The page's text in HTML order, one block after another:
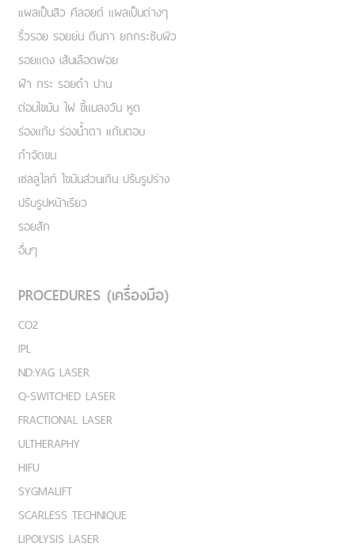
แผลเป็นสิว คีลอยด์ แผลเป็นต่างๆ
ริ้วรอย รอยย่น ตีนกา ยกกระชับผิว
รอยแดง เส้นเลือดฟอย
ฝ้า กระ รอยดำ ปาน
ต่อมไขมัน ไฝ ขี้แมลงวัน หูด
ร่องแก้ม ร่องน้ำตา แก้มตอบ
กำจัดขน
เชลลูไลท์ ไขมันส่วนเกิน ปรับรูปร่าง
ปรับรูปหน้าเรียว
รอยสัก
อื่นๆ
PROCEDURES (เครื่องมือ)
CO2
IPL
ND:YAG LASER
Q-SWITCHED LASER
FRACTIONAL LASER
ULTHERAPHY
HIFU
SYGMALIFT
SCARLESS TECHNIQUE
LIPOLYSIS LASER